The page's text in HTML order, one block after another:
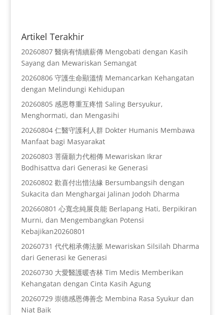
Artikel Terakhir
20260807 醫病有情續薪傳 Mengobati dengan Kasih
Sayang dan Mewariskan Semangat
20260806 守護生命顯溫情 Memancarkan Kehangatan
dengan Melindungi Kehidupan
20260805 感恩尊重互疼惜 Saling Bersyukur,
Menghormati, dan Mengasihi
20260804 仁醫守護利人群 Dokter Humanis Membawa
Manfaat bagi Masyarakat
20260803 菩薩願力代相傳 Mewariskan Ikrar
Bodhisattva dari Generasi ke Generasi
20260802 歡喜付出惜法緣 Bersumbangsih dengan
Sukacita dan Menghargai Jalinan Jodoh Dharma
202660801 心寬念純展良能 Berlapang Hati, Berpikiran
Murni, dan Mengembangkan Potensi
Kebajikan20260801
20260731 代代相承傳法脈 Mewariskan Silsilah Dharma
dari Generasi ke Generasi
20260730 大愛醫護暖杏林 Tim Medis Memberikan
Kehangatan dengan Cinta Kasih Agung
20260729 崇德感恩傳善念 Membina Rasa Syukur dan
Niat Baik